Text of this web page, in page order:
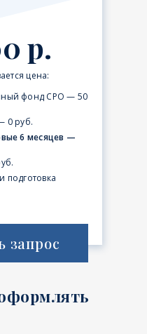
р.
цена:
фонд СРО — 50
0 руб.
6 месяцев —
подготовка
запрос